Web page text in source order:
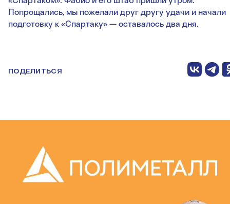
Попрощались, мы пожелали друг другу удачи и начали
подготовку к «Спартаку» — оставалось два дня.
ПОДЕЛИТЬСЯ